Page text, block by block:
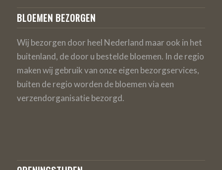
BLOEMEN BEZORGEN
Wij bezorgen door heel Nederland maar ook in het
buitenland, de door u bestelde bloemen. In de regio
maken wij gebruik van onze eigen bezorgservices,
buiten de regio worden de bloemen via een
verzendorganisatie bezorgd.